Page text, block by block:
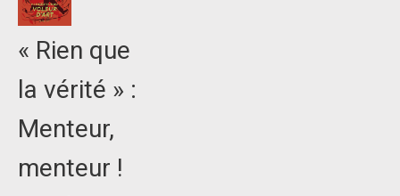
« Rien que
la vérité » :
Menteur,
menteur !